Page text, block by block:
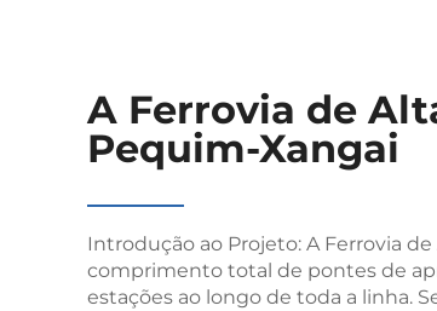
A Ferrovia de
Pequim-Xangai
Introdução ao Projeto: A Ferrovia
comprimento total de pontes de
estações ao longo de toda a linha.